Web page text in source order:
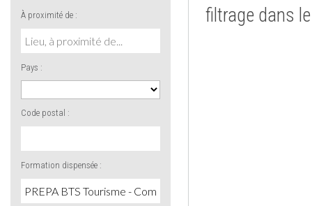
À proximité de :
Pays :
Code postal :
Formation dispensée :
filtrage dans